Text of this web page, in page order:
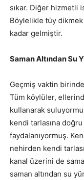
sıkar. Diğer hizmetli
Böylelikle tüy
kadar gelmiştir.
Saman Altından Su
Geçmiş vaktin birinde
Tüm köylüler,
kullanarak
kendi tarlasına
faydalanıyormuş.
nehirden kendi
kanal üzerini de
saman altından su